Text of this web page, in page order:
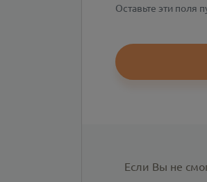
Оставьте эти поля
Если Вы не